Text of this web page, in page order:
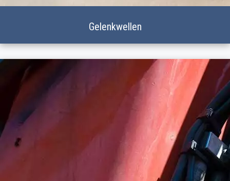
Gelenkwellen